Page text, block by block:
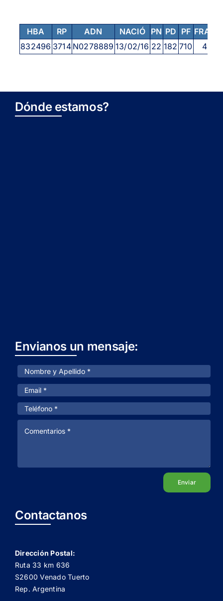
HBA RP ADN NACIÓ PN PD PF FRAME
832496 3714 N0278889 13/02/16 22 182 710 4,5
Dónde estamos?
Envianos un mensaje:
Enviar
Contactanos
Dirección Postal:
Ruta 33 km 636
S2600 Venado Tuerto
Rep. Argentina